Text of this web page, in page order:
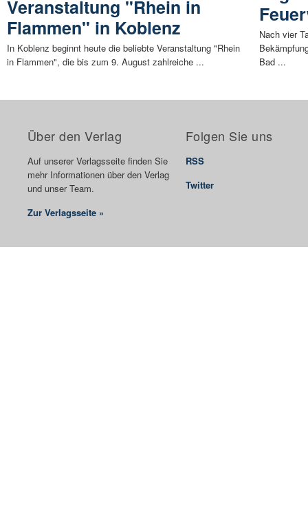
Veranstaltung "Rhein in
Flammen" in Koblenz
In Koblenz beginnt heute die beliebte Veranstaltung "Rhein
in Flammen", die bis zum 9. August zahlreiche ...
Nach vier
Bad ...
Über den Verlag
Auf unserer Verlagsseite finden Sie
mehr Informationen über den Verlag
und unser Team.
Zur Verlagsseite »
Folgen Sie uns
RSS
Twitter